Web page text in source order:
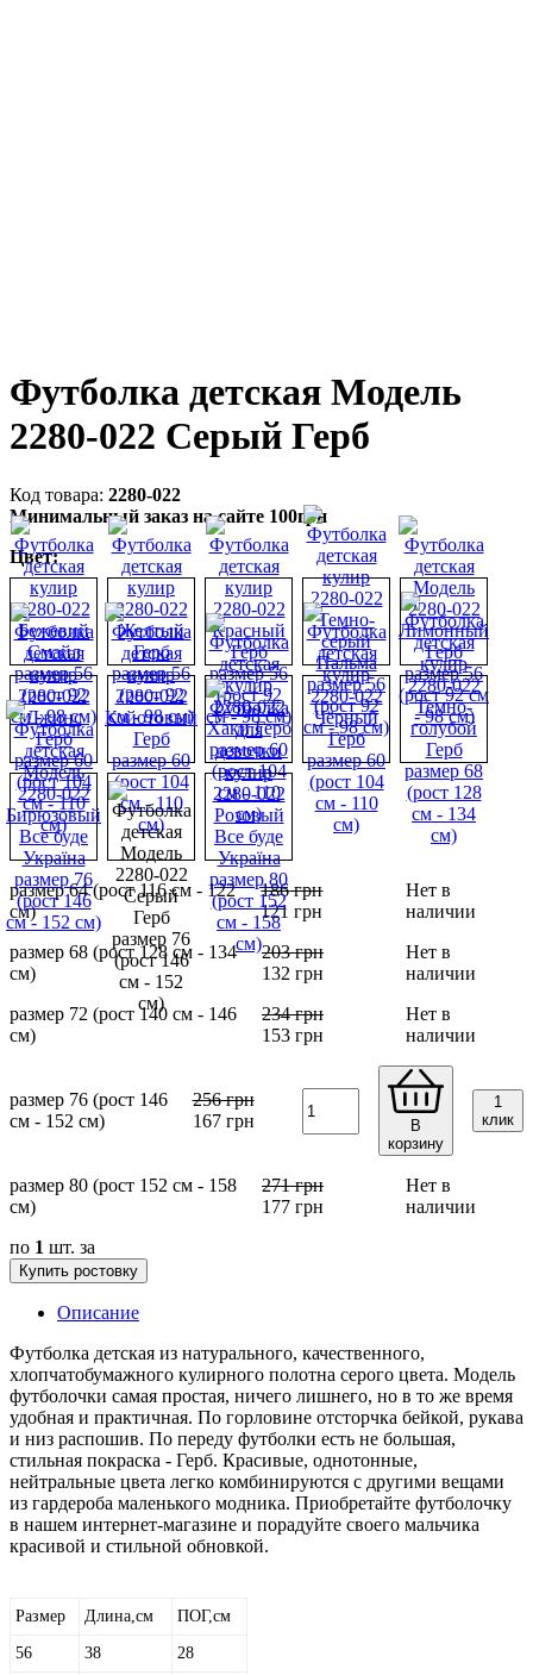
Футболка детская Модель
2280-022 Серый Герб
2280-022
Минимальный заказ на сайте 100грн
Цвет:
размер 64 (рост 116 см - 122
см)
186грн
121 грн
Нет в
наличии
размер 68 (рост 128 см - 134
см)
203грн
132 грн
Нет в
наличии
размер 72 (рост 140 см - 146
см)
234грн
153грн
Нет в
наличии
размер 76 (рост 146
см - 152 см)
256грн
167грн
В
корзину
1
клик
размер 80 (рост 152 см - 158
см)
271грн
177грн
Нет в
наличии
по 1 шт. за
Купить ростовку
Описание
Футболка детская из натурального, качественного,
хлопчатобумажного кулирного полотна серого цвета. Модель
футболочки самая простая, ничего лишнего, но в то же время
удобная и практичная. По горловине отсторчка бейкой, рукава
и низ распошив. По переду футболки есть не большая,
стильная покраска - Герб. Красивые, однотонные,
нейтральные цвета легко комбинируются с другими вещами
из гардероба маленького модника. Приобретайте футболочку
в нашем интернет-магазине и порадуйте своего мальчика
красивой и стильной обновкой.
Размер Длина,см ПОГ,см
56 38 28